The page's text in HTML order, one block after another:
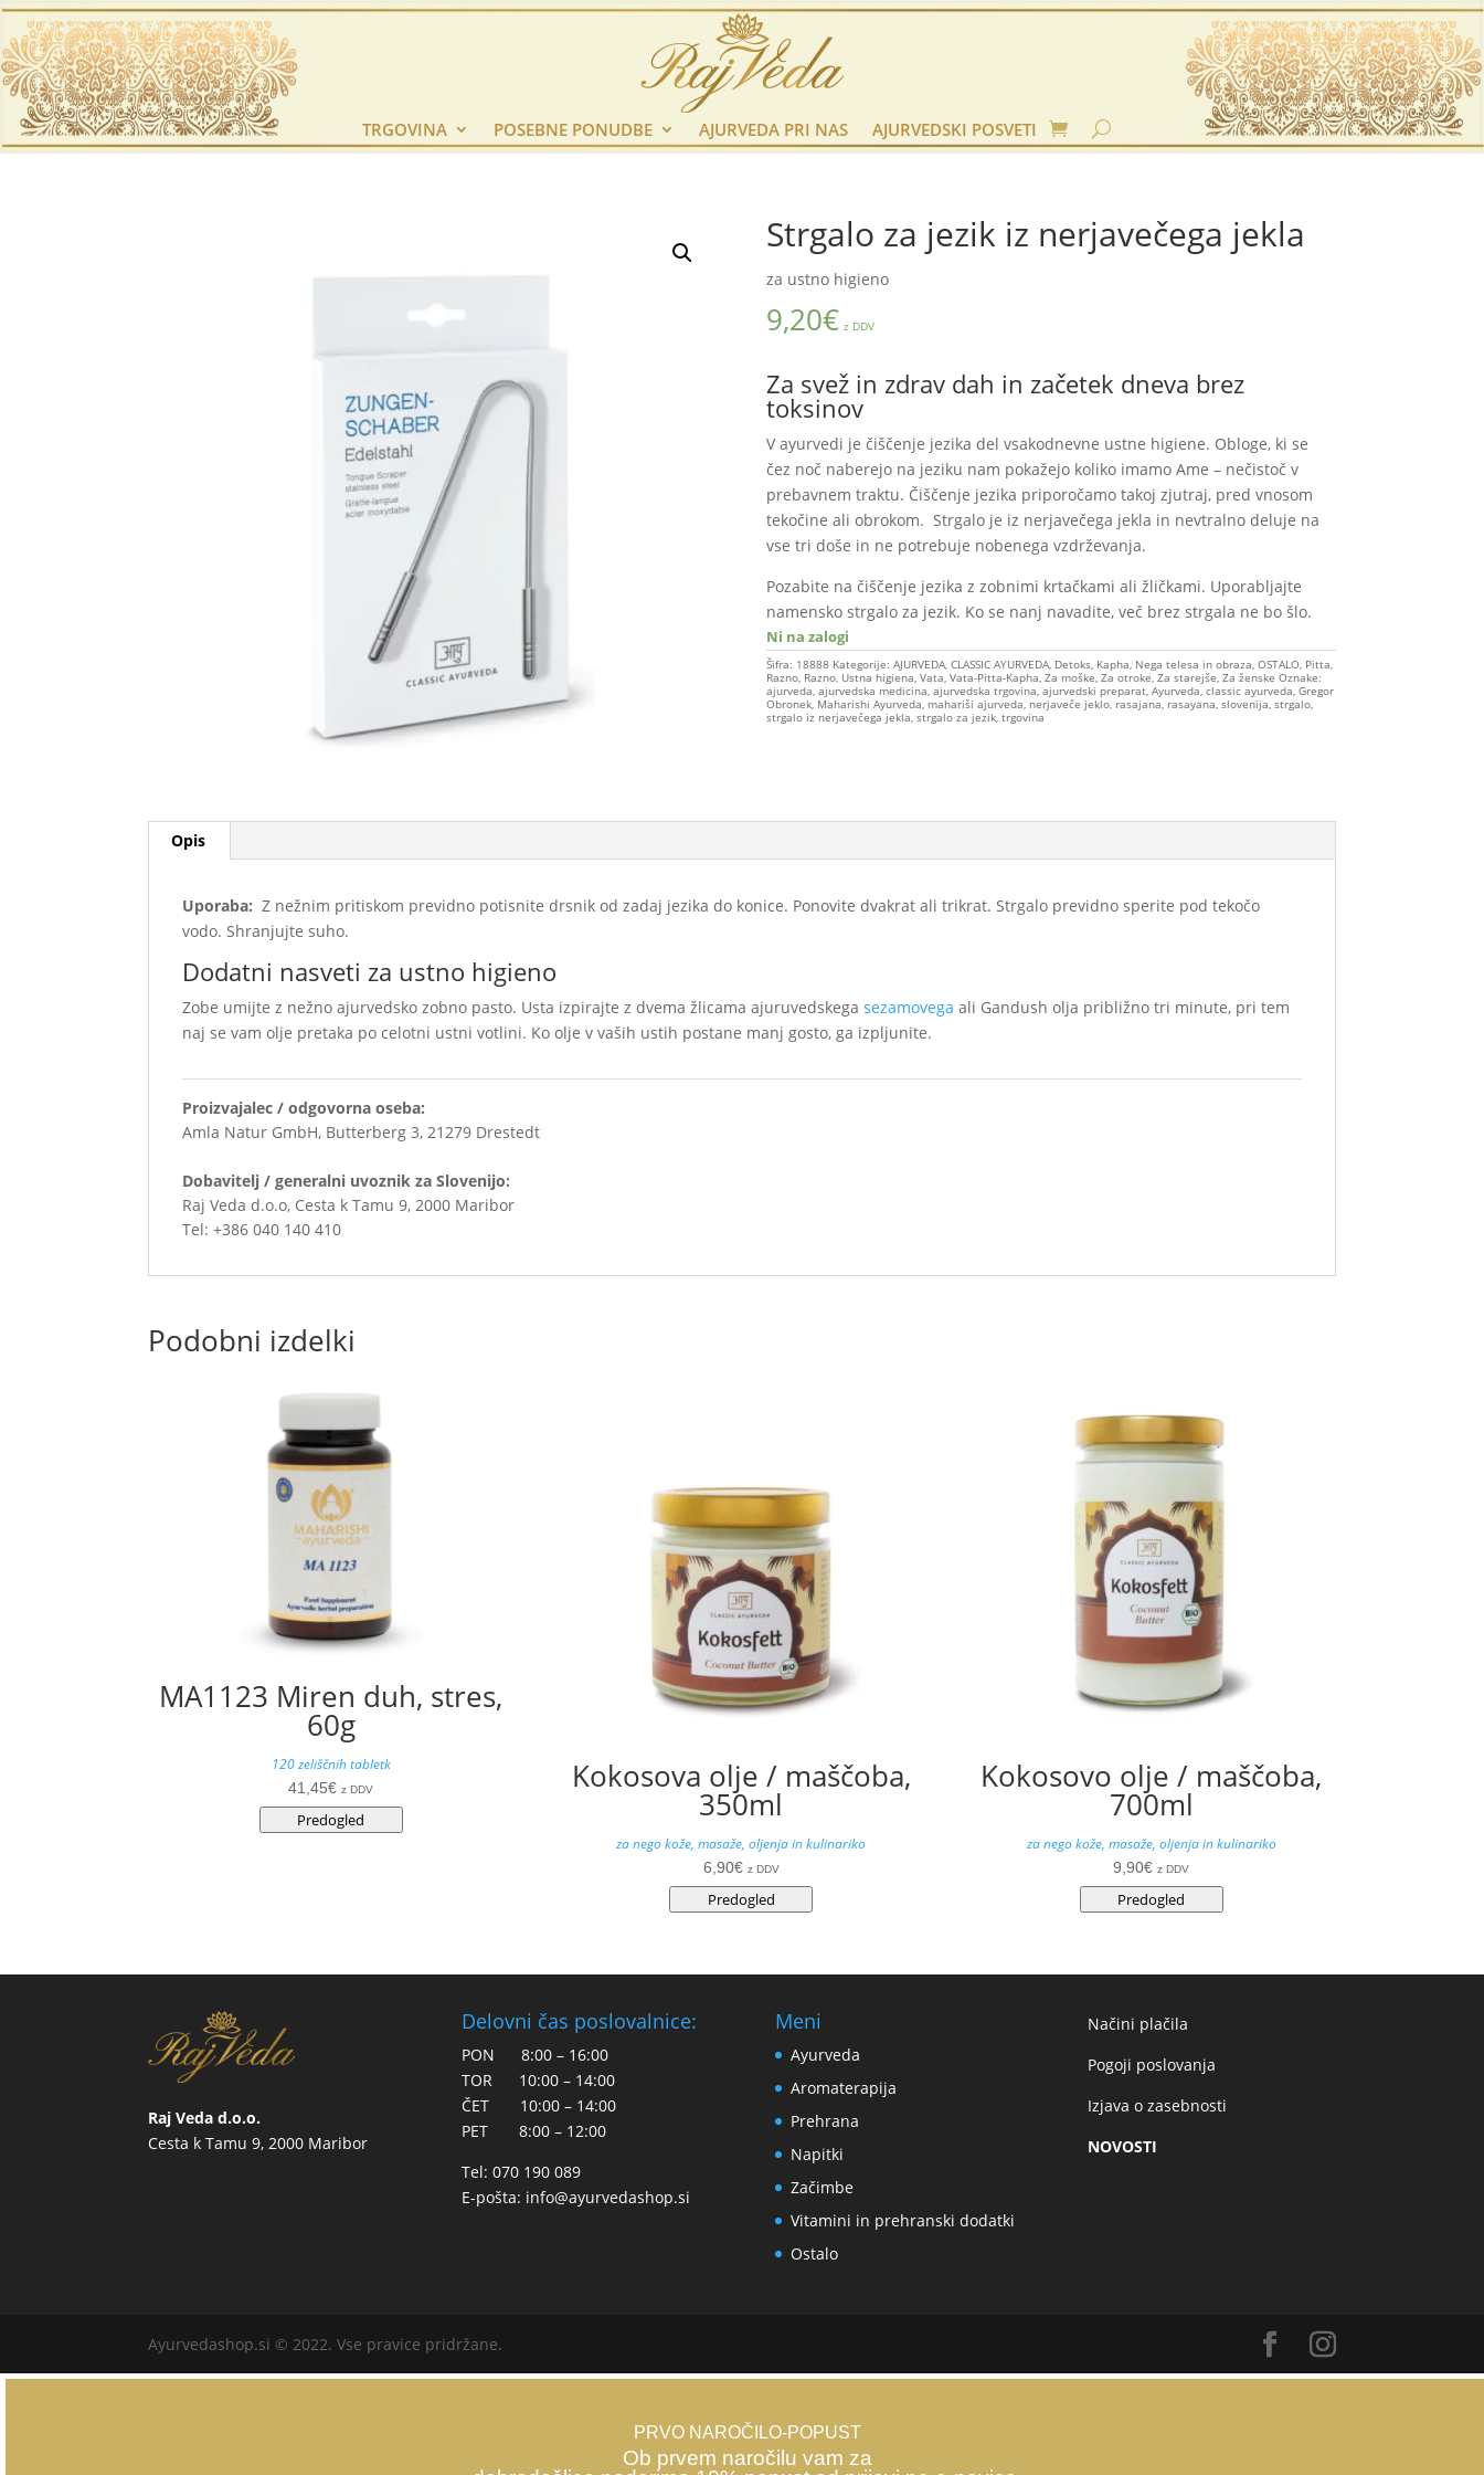
TRGOVINA POSEBNE PONUDBE AJURVEDA PRI NAS AJURVEDSKI POSVETI
Strgalo za jezik iz nerjavečega jekla
za ustno higieno
9,20€ z DDV
Za svež in zdrav dah in začetek dneva brez
toksinov
V ayurvedi je čiščenje jezika del vsakodnevne ustne higiene. Obloge, ki se
čez noč naberejo na jeziku nam pokažejo koliko imamo Ame – nečistoč v
prebavnem traktu. Čiščenje jezika priporočamo takoj zjutraj, pred vnosom
tekočine ali obrokom. Strgalo je iz nerjavečega jekla in nevtralno deluje na
vse tri doše in ne potrebuje nobenega vzdrževanja.
Pozabite na čiščenje jezika z zobnimi krtačkami ali žličkami. Uporabljajte
namensko strgalo za jezik. Ko se nanj navadite, več brez strgala ne bo šlo.
Ni na zalogi
Šifra: 18888 Kategorije: AJURVEDA, CLASSIC AYURVEDA, Detoks, Kapha Nega telesa in obraza OSTALO Pitta
Razno, Razno, Ustna higiena Vata Vata-Pitta-Kapha Za moške Za otroke Za starejše Za ženske Oznake:
ajurveda ajurvedska medicina ajurvedska trgovina ajurvedski preparat, Ayurveda classic ayurveda Gregor
Obronek, Maharishi Ayurveda mahariši ajurveda nerjaveče jeklo, rasajana rasayana slovenija strgalo,
strgalo iz nerjavečega jekla strgalo za jezik, trgovina
Opis
Uporaba: Z nežnim pritiskom previdno potisnite drsnik od zadaj jezika do konice. Ponovite dvakrat ali trikrat. Strgalo previdno sperite pod tekočo
vodo. Shranjujte suho.
Dodatni nasveti za ustno higieno
Zobe umijte z nežno ajurvedsko zobno pasto. Usta izpirajte z dvema žlicama ajuruvedskegasezamovega ali Gandush olja približno tri minute, pri tem
naj se vam olje pretaka po celotni ustni votlini. Ko olje v vaših ustih postane manj gosto, ga izpljunite.
Proizvajalec / odgovorna oseba:
Amla Natur GmbH, Butterberg 3, 21279 Drestedt
Dobavitelj / generalni uvoznik za Slovenijo:
Raj Veda d.o.o, Cesta k Tamu 9, 2000 Maribor
Tel: +386 040 140 410
Podobni izdelki
MA1123 Miren duh, stres,
60g
120 zeliščnih tabletk
41,45€ z DDV
Predogled
Kokosova olje / maščoba,
350ml
za nego kože, masaže, oljenja in kulinariko
6,90€ z DDV
Predogled
Kokosovo olje / maščoba,
700ml
za nego kože, masaže, oljenja in kulinariko
9,90€ z DDV
Predogled
Raj Veda d.o.o.
Cesta k Tamu 9, 2000 Maribor
Delovni čas poslovalnice:
PON 8:00 – 16:00
TOR 10:00 – 14:00
ČET 10:00 – 14:00
PET 8:00 – 12:00
Tel: 070 190 089
E-pošta: info@ayurvedashop.si
Meni
Ayurveda
Aromaterapija
Prehrana
Napitki
Začimbe
Vitamini in prehranski dodatki
Ostalo
Načini plačila
Pogoji poslovanja
Izjava o zasebnosti
NOVOSTI
Ayurvedashop.si © 2022. Vse pravice pridržane.
PRVO NAROČILO-POPUST
Ob prvem naročilu vam za